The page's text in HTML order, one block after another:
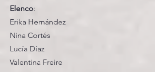
Elenco:
Erika Hernández
Nina Cortés
Lucía Díaz
Valentina Freire